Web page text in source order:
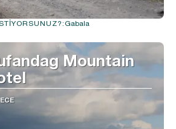
Gabala
Mountain